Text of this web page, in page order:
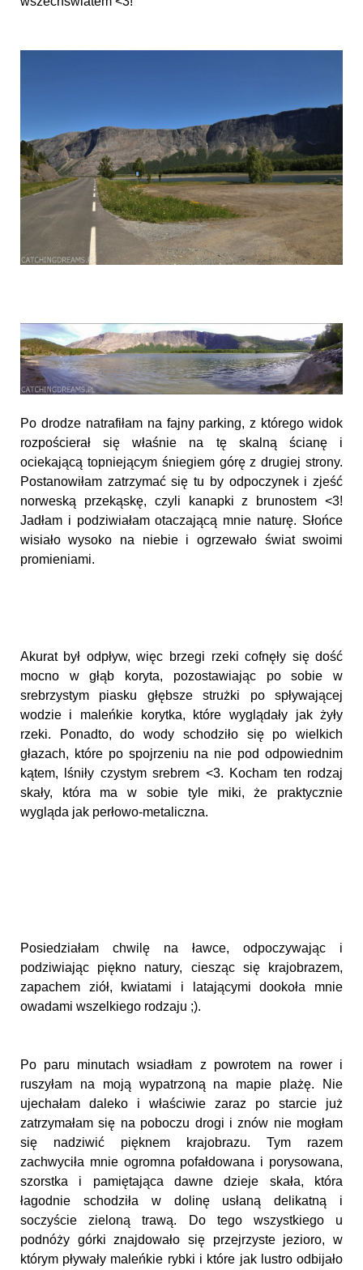
Po drodze natrafiłam na fajny parking, z którego widok
rozpościerał się właśnie na tę skalną ścianę i
ociekającą topniejącym śniegiem górę z drugiej strony.
Postanowiłam zatrzymać się tu by odpoczynek i zjeść
norweską przekąskę, czyli kanapki z brunostem <3!
Jadłam i podziwiałam otaczającą mnie naturę. Słońce
wisiało wysoko na niebie i ogrzewało świat swoimi
promieniami.
Akurat był odpływ, więc brzegi rzeki cofnęły się dość
mocno w głąb koryta, pozostawiając po sobie w
srebrzystym piasku głębsze strużki po spływającej
wodzie i maleńkie korytka, które wyglądały jak żyły
rzeki. Ponadto, do wody schodziło się po wielkich
głazach, które po spojrzeniu na nie pod odpowiednim
kątem, lśniły czystym srebrem <3. Kocham ten rodzaj
skały, która ma w sobie tyle miki, że praktycznie
wygląda jak perłowo-metaliczna.
Posiedziałam chwilę na ławce, odpoczywając i
podziwiając piękno natury, ciesząc się krajobrazem,
zapachem ziół, kwiatami i latającymi dookoła mnie
owadami wszelkiego rodzaju ;).
Po paru minutach wsiadłam z powrotem na rower i
ruszyłam na moją wypatrzoną na mapie plażę. Nie
ujechałam daleko i właściwie zaraz po starcie już
zatrzymałam się na poboczu drogi i znów nie mogłam
się nadziwić pięknem krajobrazu. Tym razem
zachwyciła mnie ogromna pofałdowana i porysowana,
szorstka i pamiętająca dawne dzieje skała, która
łagodnie schodziła w dolinę usłaną delikatną i
soczyście zieloną trawą. Do tego wszystkiego u
podnóży górki znajdowało się przejrzyste jezioro, w
którym pływały maleńkie rybki i które jak lustro odbijało